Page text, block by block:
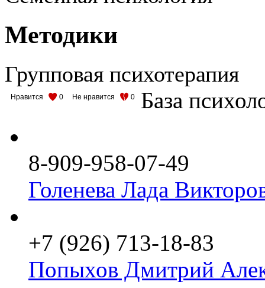
Методики
Групповая психотерапия
Нравится 0 Не нравится 0 База
8-909-958-07-49
Голенева Лада
+7 (926) 713-18-83
Попыхов Дмитрий